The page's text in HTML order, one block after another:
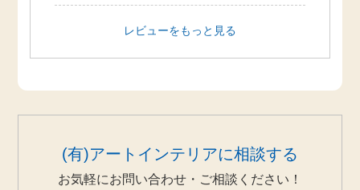
レビューをもっと見る
(有)アートインテリアに相談する
お気軽にお問い合わせ・ご相談ください！